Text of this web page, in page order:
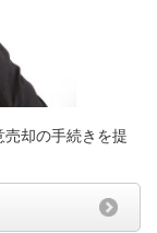
却の手続きを提